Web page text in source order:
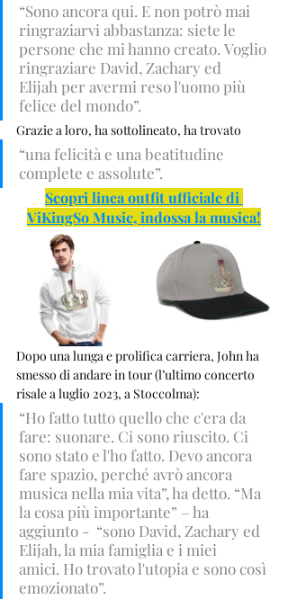
“Sono ancora qui. E non potrò mai
ringraziarvi abbastanza: siete le
persone che mi hanno creato. Voglio
ringraziare David, Zachary ed
Elijah per avermi reso l'uomo più
felice del mondo”.
Grazie a loro, ha sottolineato, ha trovato
“una felicità e una beatitudine
complete e assolute”.
Scopri linea outfit ufficiale di
ViKingSo Music, indossa la musica!
Dopo una lunga e prolifica carriera, John ha
smesso di andare in tour (l’ultimo concerto
risale a luglio 2023, a Stoccolma):
“Ho fatto tutto quello che c'era da
fare: suonare. Ci sono riuscito. Ci
sono stato e l'ho fatto. Devo ancora
fare spazio, perché avrò ancora
musica nella mia vita”, ha detto. “Ma
la cosa più importante” – ha
aggiunto -  “sono David, Zachary ed
Elijah, la mia famiglia e i miei
amici. Ho trovato l'utopia e sono così
emozionato”.